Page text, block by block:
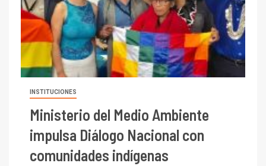
INSTITUCIONES
Ministerio del Medio Ambiente
impulsa Diálogo Nacional con
comunidades indígenas